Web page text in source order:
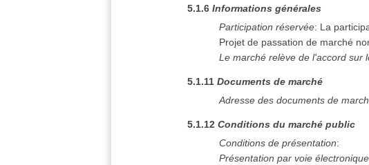
5.1.6Informations générales
Participation réservée: La
Projet de passation de marché
Le marché relève de l'accord sur
5.1.11Documents de marché
Adresse des documents de
5.1.12Conditions du marché public
Conditions de présentation:
Présentation par voie électronique